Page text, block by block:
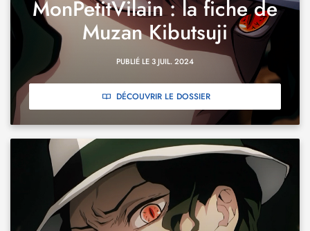
MonPetitVilain : la fiche de
Muzan Kibutsuji
PUBLIÉ LE 3 JUIL. 2024
DÉCOUVRIR LE DOSSIER